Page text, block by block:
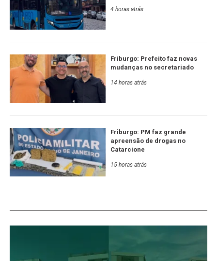
4 horas atrás
Friburgo: Prefeito faz novas
mudanças no secretariado
14 horas atrás
Friburgo: PM faz grande
apreensão de drogas no
Catarcione
15 horas atrás